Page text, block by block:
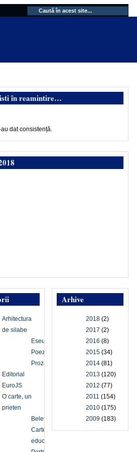
în reamintire…
dat consistență.
Arhive
2018 (2)
2017 (2)
2016 (8)
2015 (34)
2014 (81)
2013 (120)
2012 (77)
2011 (154)
2010 (175)
2009 (183)
Arhitectura
de silabe
Eseu
Poezie
Proză
Editorial
EuroJS
O carte, un
prieten
Beletristică
Carte
educațională